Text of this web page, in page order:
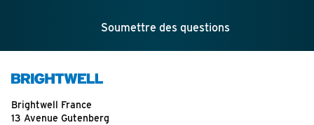
Soumettre des questions
Brightwell France
13 Avenue Gutenberg